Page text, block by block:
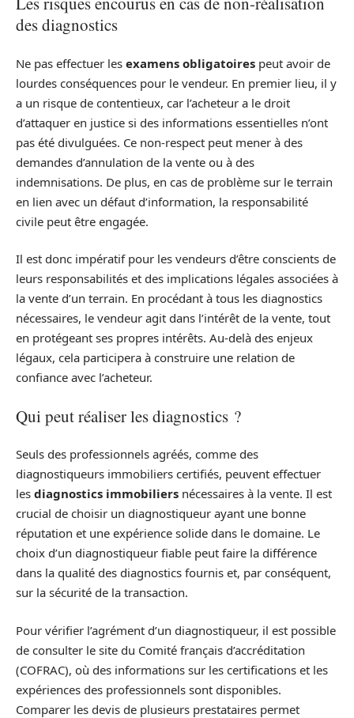
des diagnostics
Ne pas effectuer les examens obligatoires peut avoir de
lourdes conséquences pour le vendeur. En premier lieu, il y
a un risque de contentieux, car l’acheteur a le droit
d’attaquer en justice si des informations essentielles n’ont
pas été divulguées. Ce non-respect peut mener à des
demandes d’annulation de la vente ou à des
indemnisations. De plus, en cas de problème sur le terrain
en lien avec un défaut d’information, la responsabilité
civile peut être engagée.
Il est donc impératif pour les vendeurs d’être conscients de
leurs responsabilités et des implications légales associées à
la vente d’un terrain. En procédant à tous les diagnostics
nécessaires, le vendeur agit dans l’intérêt de la vente, tout
en protégeant ses propres intérêts. Au-delà des enjeux
légaux, cela participera à construire une relation de
confiance avec l’acheteur.
Qui peut réaliser les diagnostics ?
Seuls des professionnels agréés, comme des
diagnostiqueurs immobiliers certifiés, peuvent effectuer
les diagnostics immobiliers nécessaires à la vente. Il est
crucial de choisir un diagnostiqueur ayant une bonne
réputation et une expérience solide dans le domaine. Le
choix d’un diagnostiqueur fiable peut faire la différence
dans la qualité des diagnostics fournis et, par conséquent,
sur la sécurité de la transaction.
Pour vérifier l’agrément d’un diagnostiqueur, il est possible
de consulter le site du Comité français d’accréditation
(COFRAC), où des informations sur les certifications et les
expériences des professionnels sont disponibles.
Comparer les devis de plusieurs prestataires permet